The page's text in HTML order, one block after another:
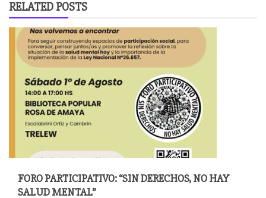
RELATED POSTS
FORO PARTICIPATIVO: “SIN DERECHOS, NO HAY
SALUD MENTAL”